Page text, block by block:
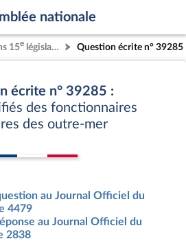
nationale
15e législature Question écrite n° 39285
écrite n° 39285 :
des fonctionnaires
des outre-mer
au Journal Officiel du
4479
au Journal Officiel du
2838